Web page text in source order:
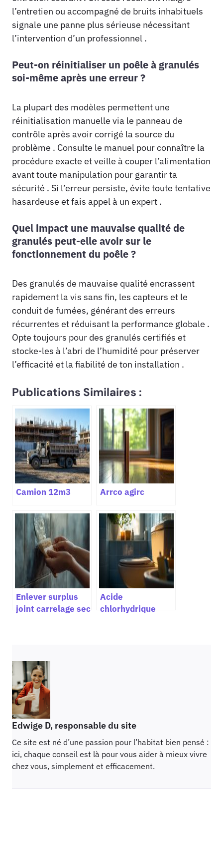
l’entretien ou accompagné de bruits inhabituels
signale une panne plus sérieuse nécessitant
l’intervention d’un professionnel .
Peut-on réinitialiser un poêle à granulés
soi-même après une erreur ?
La plupart des modèles permettent une
réinitialisation manuelle via le panneau de
contrôle après avoir corrigé la source du
problème . Consulte le manuel pour connaître la
procédure exacte et veille à couper l’alimentation
avant toute manipulation pour garantir ta
sécurité . Si l’erreur persiste, évite toute tentative
hasardeuse et fais appel à un expert .
Quel impact une mauvaise qualité de
granulés peut-elle avoir sur le
fonctionnement du poêle ?
Des granulés de mauvaise qualité encrassent
rapidement la vis sans fin, les capteurs et le
conduit de fumées, générant des erreurs
récurrentes et réduisant la performance globale .
Opte toujours pour des granulés certifiés et
stocke-les à l’abri de l’humidité pour préserver
l’efficacité et la fiabilité de ton installation .
Publications Similaires :
Camion 12m3 Arrco agirc
Enlever surplus
joint carrelage sec
Acide
chlorhydrique
Edwige D, responsable du site
Ce site est né d’une passion pour l’habitat bien pensé :
ici, chaque conseil est là pour vous aider à mieux vivre
chez vous, simplement et efficacement.